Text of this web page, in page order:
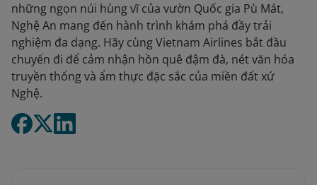
những ngọn núi hùng vĩ của vườn Quốc gia Pù Mát,
Nghệ An mang đến hành trình khám phá đầy trải
nghiệm đa dạng. Hãy cùng Vietnam Airlines bắt đầu
chuyến đi để cảm nhận hồn quê đậm đà, nét văn hóa
truyền thống và ẩm thực đặc sắc của miền đất xứ
Nghệ.